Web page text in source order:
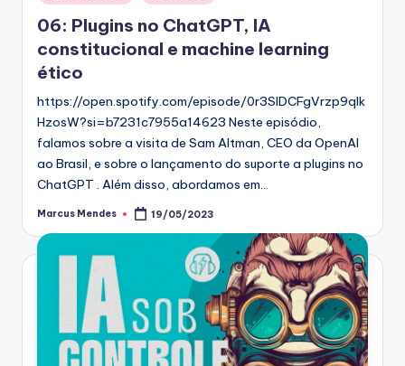
in
06: Plugins no ChatGPT, IA
constitucional e machine learning
ético
https://open.spotify.com/episode/0r3SlDCFgVrzp9qlk
HzosW?si=b7231c7955a14623 Neste episódio,
falamos sobre a visita de Sam Altman, CEO da OpenAI
ao Brasil, e sobre o lançamento do suporte a plugins no
ChatGPT . Além disso, abordamos em…
Posted
Marcus Mendes 19/05/2023